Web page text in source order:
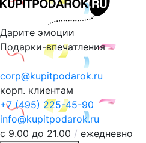
Дарите эмоции
Подарки-впечатления
corp@kupitpodarok.ru
корп. клиентам
+7 (495) 225-45-90
info@kupitpodarok.ru
с 9.00 до 21.00 / ежедневно